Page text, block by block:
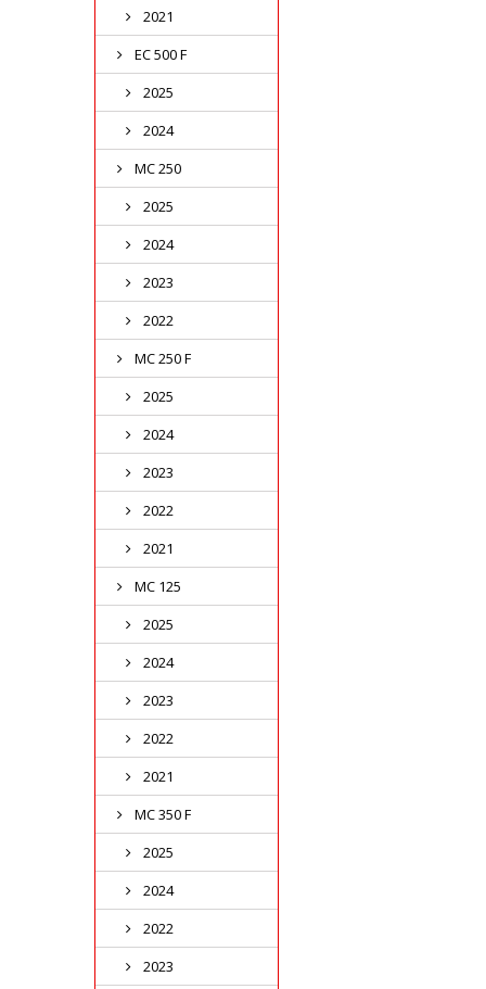
2021
EC 500 F
2025
2024
MC 250
2025
2024
2023
2022
MC 250 F
2025
2024
2023
2022
2021
MC 125
2025
2024
2023
2022
2021
MC 350 F
2025
2024
2022
2023